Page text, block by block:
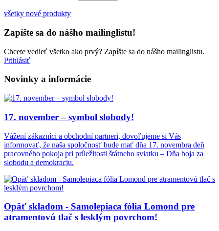
všetky nové produkty
Zapíšte sa do nášho mailinglistu!
Chcete vedieť všetko ako prvý? Zapíšte sa do nášho mailinglistu.
Prihlásiť
Novinky a informácie
17. november – symbol slobody!
Vážení zákazníci a obchodní partneri, dovoľujeme si Vás
informovať, že naša spoločnosť bude mať dňa 17. novembra deň
pracovného pokoja pri príležitosti štátneho sviatku – Dňa boja za
slobodu a demokraciu.
Opäť skladom - Samolepiaca fólia Lomond pre
atramentovú tlač s lesklým povrchom!